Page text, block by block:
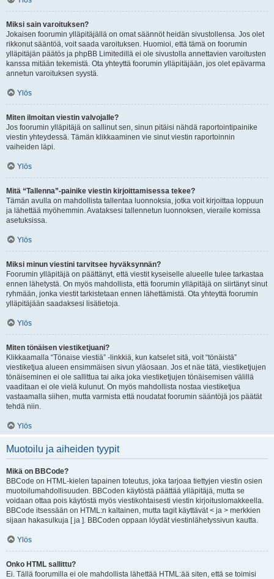
Miksi sain varoituksen?
Jokaisen foorumin ylläpitäjällä on omat säännöt heidän sivustollensa. Jos olet
rikkonut sääntöä, voit saada varoituksen. Huomioi, että tämä on foorumin
ylläpitäjän päätös ja phpBB Limitedillä ei ole sivustolla annettavien varoitusten
kanssa mitään tekemistä. Ota yhteyttä foorumin ylläpitäjään, jos olet epävarma
annetun varoituksen syystä.
Ylös
Miten ilmoitan viestin valvojalle?
Jos foorumin ylläpitäjä on sallinut sen, sinun pitäisi nähdä raportointipainike
viestin yhteydessä. Tämän klikkaaminen vie sinut viestin raportoinnin
vaiheiden läpi.
Ylös
Mitä “Tallenna”-painike viestin kirjoittamisessa tekee?
Tämän avulla on mahdollista tallentaa luonnoksia, jotka voit kirjoittaa loppuun
ja lähettää myöhemmin. Avataksesi tallennetun luonnoksen, vieraile komissa
asetuksissa.
Ylös
Miksi minun viestini tarvitsee hyväksynnän?
Foorumin ylläpitäjä on päättänyt, että viestit kyseiselle alueelle tulee tarkastaa
ennen lähetystä. On myös mahdollista, että foorumin ylläpitäjä on siirtänyt sinut
ryhmään, jonka viestit tarkistetaan ennen lähettämistä. Ota yhteyttä foorumin
ylläpitäjään saadaksesi lisätietoja.
Ylös
Miten tönäisen viestiketjuani?
Klikkaamalla “Tönaise viestiä” -linkkiä, kun katselet sitä, voit “tönäistä”
viestiketjua alueen ensimmäisen sivun yläosaan. Jos et näe tätä, viestiketjujen
tönäiseminen ei ole sallittua tai aika joka viestiketjujen tönäisemisen välillä
vaaditaan ei ole vielä kulunut. On myös mahdollista nostaa viestiketjua
vastaamalla siihen, mutta varmista että noudatat foorumin sääntöjä jos päätät
tehdä niin.
Ylös
Muotoilu ja aiheiden tyypit
Mikä on BBCode?
BBCode on HTML-kielen tapainen toteutus, joka tarjoaa tiettyjen viestin osien
muotoilumahdollisuuden. BBCoden käytöstä päättää ylläpitäjä, mutta se
voidaan ottaa pois käytöstä myös viestikohtaisesti viestin kirjoituslomakkeella.
BBCode itsessään on HTML:n kaltainen, mutta tagit käyttävät < ja > merkkien
sijaan hakasulkuja [ ja ]. BBCoden oppaan löydät viestinlähetyssivun kautta.
Ylös
Onko HTML sallittu?
Ei. Tällä foorumilla ei ole mahdollista lähettää HTML:ää siten, että se toimisi